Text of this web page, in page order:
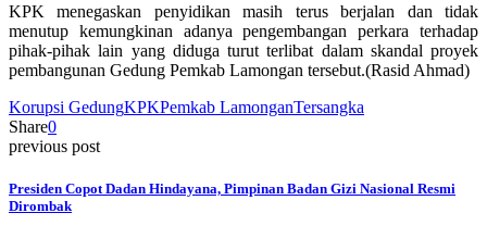
KPK menegaskan penyidikan masih terus berjalan dan tidak
menutup kemungkinan adanya pengembangan perkara terhadap
pihak-pihak lain yang diduga turut terlibat dalam skandal proyek
pembangunan Gedung Pemkab Lamongan tersebut.(Rasid Ahmad)
Korupsi GedungKPKPemkab LamonganTersangka
Share0
previous post
Presiden Copot Dadan Hindayana, Pimpinan Badan Gizi Nasional Resmi
Dirombak